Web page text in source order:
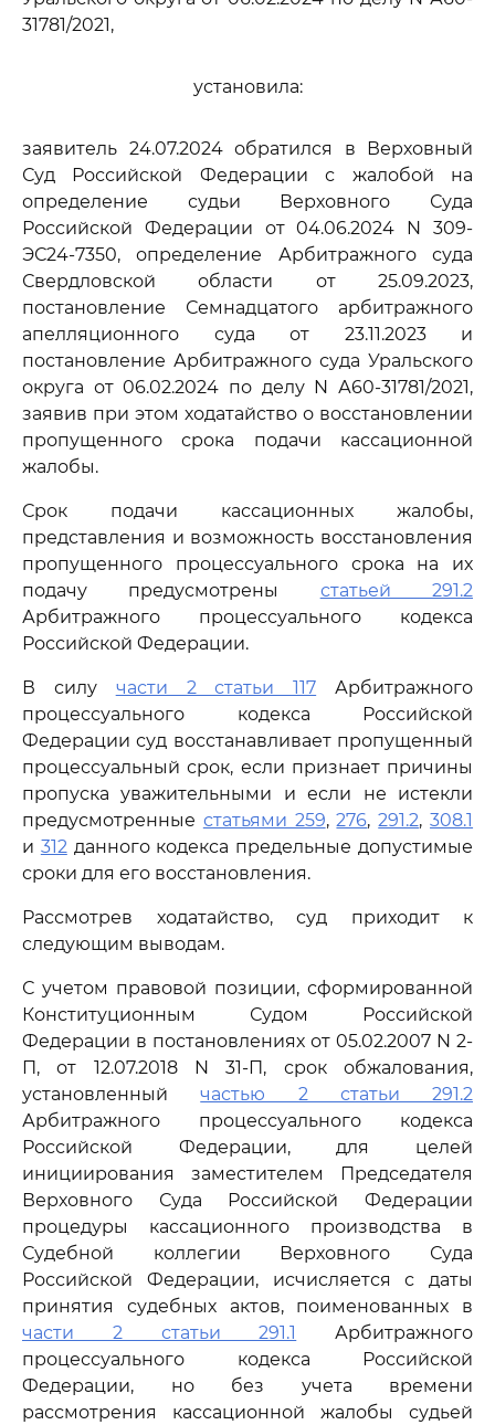
31781/2021,
установила:
заявитель 24.07.2024 обратился в Верховный
Суд Российской Федерации с жалобой на
определение судьи Верховного Суда
Российской Федерации от 04.06.2024 N 309-
ЭС24-7350, определение Арбитражного суда
Свердловской области от 25.09.2023,
постановление Семнадцатого арбитражного
апелляционного суда от 23.11.2023 и
постановление Арбитражного суда Уральского
округа от 06.02.2024 по делу N А60-31781/2021,
заявив при этом ходатайство о восстановлении
пропущенного срока подачи кассационной
жалобы.
Срок подачи кассационных жалобы,
представления и возможность восстановления
пропущенного процессуального срока на их
подачу предусмотрены статьей 291.2
Арбитражного процессуального кодекса
Российской Федерации.
В силу части 2 статьи 117 Арбитражного
процессуального кодекса Российской
Федерации суд восстанавливает пропущенный
процессуальный срок, если признает причины
пропуска уважительными и если не истекли
предусмотренные статьями 259,276,291.2,308.1
и 312данного кодекса предельные допустимые
сроки для его восстановления.
Рассмотрев ходатайство, суд приходит к
следующим выводам.
С учетом правовой позиции, сформированной
Конституционным Судом Российской
Федерации в постановлениях от 05.02.2007 N 2-
П, от 12.07.2018 N 31-П, срок обжалования,
установленныйчастью 2 статьи 291.2
Арбитражного процессуального кодекса
Российской Федерации, для целей
инициирования заместителем Председателя
Верховного Суда Российской Федерации
процедуры кассационного производства в
Судебной коллегии Верховного Суда
Российской Федерации, исчисляется с даты
принятия судебных актов, поименованных в
части 2 статьи 291.1
Арбитражного
процессуального кодекса Российской
Федерации, но без учета времени
рассмотрения кассационной жалобы судьей